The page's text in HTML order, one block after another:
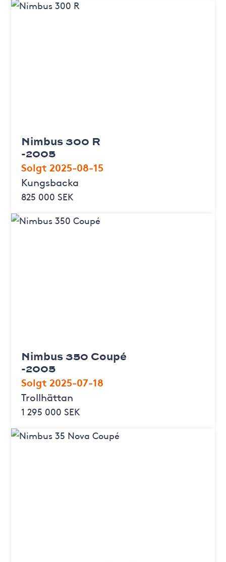
Nimbus 300 R
-2005
Solgt 2025-08-15
Kungsbacka
825 000 SEK
Nimbus 350 Coupé
-2005
Solgt 2025-07-18
Trollhättan
1 295 000 SEK